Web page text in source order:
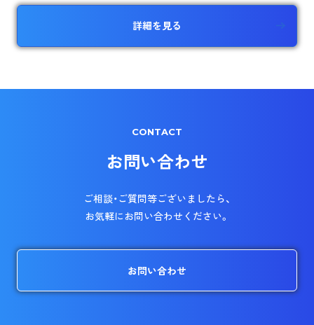
詳細を見る
CONTACT
お問い合わせ
ご相談・ご質問等ございましたら、
お気軽にお問い合わせください。
お問い合わせ